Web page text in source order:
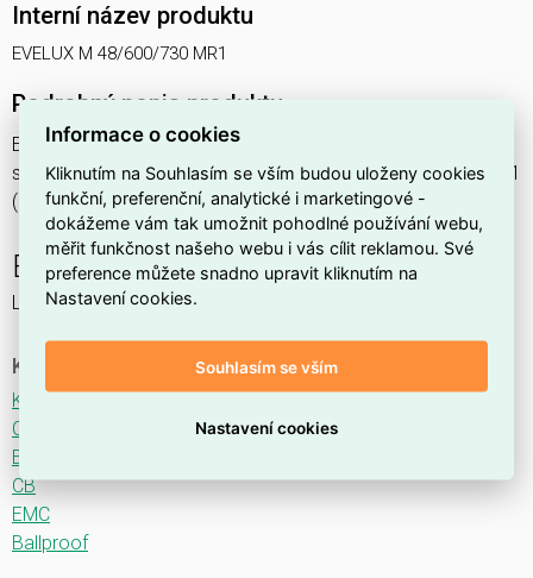
Interní název produktu
EVELUX M 48/600/730 MR1
Podrobný popis produktu
EVELUX M 48/600/730 MR1 105W IP66
svítidlo pouliční s modulem LED, spektrum 730A3, optika MR1
(Main Road TYPE II ME3A)
EVELUX
LED svítidlo pro osvětlení komunikací.
Ke stažení
Katalogový list
CE
ENEC
CB
EMC
Ballproof
Informace o cookies
Kliknutím na Souhlasím se vším budou uloženy cookies
funkční, preferenční, analytické i marketingové -
dokážeme vám tak umožnit pohodlné používání webu,
měřit funkčnost našeho webu i vás cílit reklamou. Své
preference můžete snadno upravit kliknutím na
Nastavení cookies.
Souhlasím se vším
Nastavení cookies